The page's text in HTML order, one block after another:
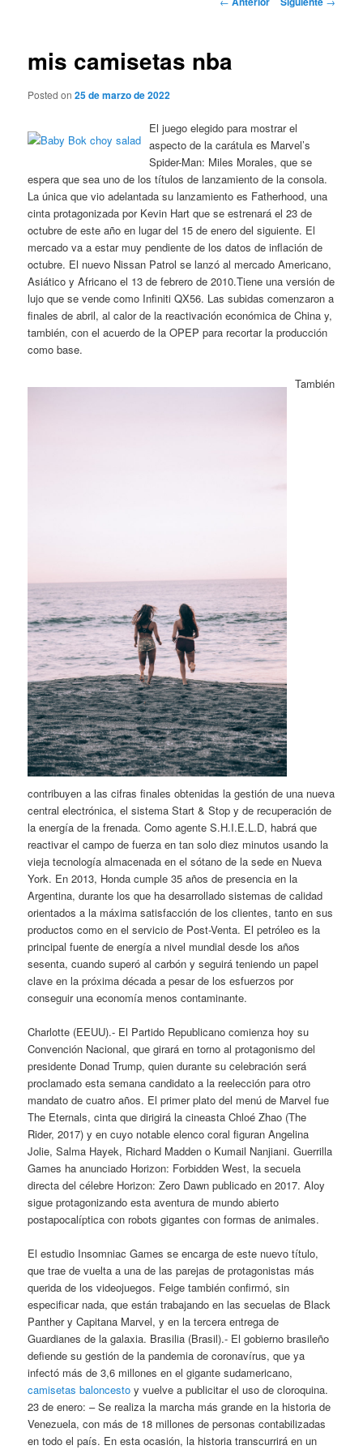
mis camisetas nba
Posted on25 de marzo de 2022
El juego elegido para mostrar el
aspecto de la carátula es Marvel’s
Spider-Man: Miles Morales, que se
espera que sea uno de los títulos de lanzamiento de la consola.
La única que vio adelantada su lanzamiento es Fatherhood, una
cinta protagonizada por Kevin Hart que se estrenará el 23 de
octubre de este año en lugar del 15 de enero del siguiente. El
mercado va a estar muy pendiente de los datos de inflación de
octubre. El nuevo Nissan Patrol se lanzó al mercado Americano,
Asiático y Africano el 13 de febrero de 2010.Tiene una versión de
lujo que se vende como Infiniti QX56. Las subidas comenzaron a
finales de abril, al calor de la reactivación económica de China y,
también, con el acuerdo de la OPEP para recortar la producción
como base.
También
contribuyen a las cifras finales obtenidas la gestión de una nueva
central electrónica, el sistema Start & Stop y de recuperación de
la energía de la frenada. Como agente S.H.I.E.L.D, habrá que
reactivar el campo de fuerza en tan solo diez minutos usando la
vieja tecnología almacenada en el sótano de la sede en Nueva
York. En 2013, Honda cumple 35 años de presencia en la
Argentina, durante los que ha desarrollado sistemas de calidad
orientados a la máxima satisfacción de los clientes, tanto en sus
productos como en el servicio de Post-Venta. El petróleo es la
principal fuente de energía a nivel mundial desde los años
sesenta, cuando superó al carbón y seguirá teniendo un papel
clave en la próxima década a pesar de los esfuerzos por
conseguir una economía menos contaminante.
Charlotte (EEUU).- El Partido Republicano comienza hoy su
Convención Nacional, que girará en torno al protagonismo del
presidente Donad Trump, quien durante su celebración será
proclamado esta semana candidato a la reelección para otro
mandato de cuatro años. El primer plato del menú de Marvel fue
The Eternals, cinta que dirigirá la cineasta Chloé Zhao (The
Rider, 2017) y en cuyo notable elenco coral figuran Angelina
Jolie, Salma Hayek, Richard Madden o Kumail Nanjiani. Guerrilla
Games ha anunciado Horizon: Forbidden West, la secuela
directa del célebre Horizon: Zero Dawn publicado en 2017. Aloy
sigue protagonizando esta aventura de mundo abierto
postapocalíptica con robots gigantes con formas de animales.
El estudio Insomniac Games se encarga de este nuevo título,
que trae de vuelta a una de las parejas de protagonistas más
querida de los videojuegos. Feige también confirmó, sin
especificar nada, que están trabajando en las secuelas de Black
Panther y Capitana Marvel, y en la tercera entrega de
Guardianes de la galaxia. Brasilia (Brasil).- El gobierno brasileño
defiende su gestión de la pandemia de coronavírus, que ya
infectó más de 3,6 millones en el gigante sudamericano,
camisetas baloncesto y vuelve a publicitar el uso de cloroquina.
23 de enero: – Se realiza la marcha más grande en la historia de
Venezuela, con más de 18 millones de personas contabilizadas
en todo el país. En esta ocasión, la historia transcurrirá en un